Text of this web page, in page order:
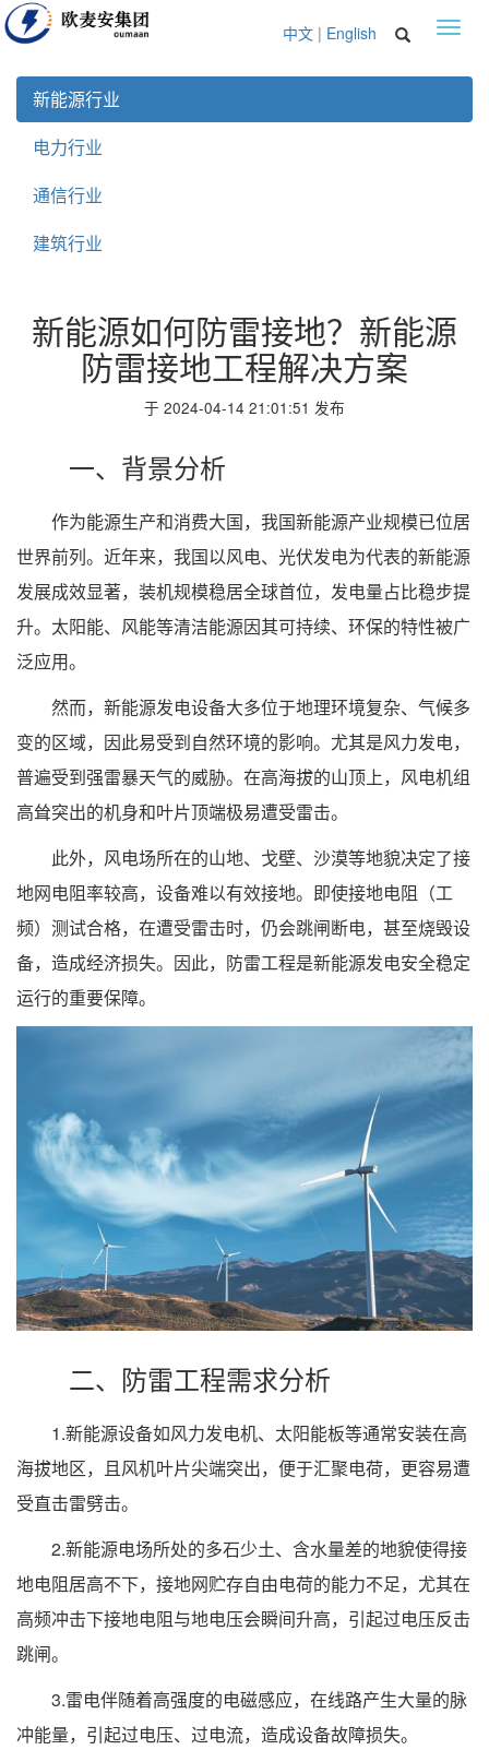
中文 | English
新能源行业
电力行业
通信行业
建筑行业
新能源如何防雷接地？新能源
防雷接地工程解决方案
于 2024-04-14 21:01:51 发布
一、背景分析
作为能源生产和消费大国，我国新能源产业规模已位居
世界前列。近年来，我国以风电、光伏发电为代表的新能源
发展成效显著，装机规模稳居全球首位，发电量占比稳步提
升。太阳能、风能等清洁能源因其可持续、环保的特性被广
泛应用。
然而，新能源发电设备大多位于地理环境复杂、气候多
变的区域，因此易受到自然环境的影响。尤其是风力发电，
普遍受到强雷暴天气的威胁。在高海拔的山顶上，风电机组
高耸突出的机身和叶片顶端极易遭受雷击。
此外，风电场所在的山地、戈壁、沙漠等地貌决定了接
地网电阻率较高，设备难以有效接地。即使接地电阻（工
频）测试合格，在遭受雷击时，仍会跳闸断电，甚至烧毁设
备，造成经济损失。因此，防雷工程是新能源发电安全稳定
运行的重要保障。
二、防雷工程需求分析
1.新能源设备如风力发电机、太阳能板等通常安装在高
海拔地区，且风机叶片尖端突出，便于汇聚电荷，更容易遭
受直击雷劈击。
2.新能源电场所处的多石少土、含水量差的地貌使得接
地电阻居高不下，接地网贮存自由电荷的能力不足，尤其在
高频冲击下接地电阻与地电压会瞬间升高，引起过电压反击
跳闸。
3.雷电伴随着高强度的电磁感应，在线路产生大量的脉
冲能量，引起过电压、过电流，造成设备故障损失。